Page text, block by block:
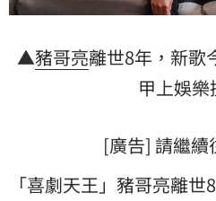
▲豬哥亮離世8年，新歌
甲上娛樂
[廣告] 請繼
「喜劇天王」豬哥亮離